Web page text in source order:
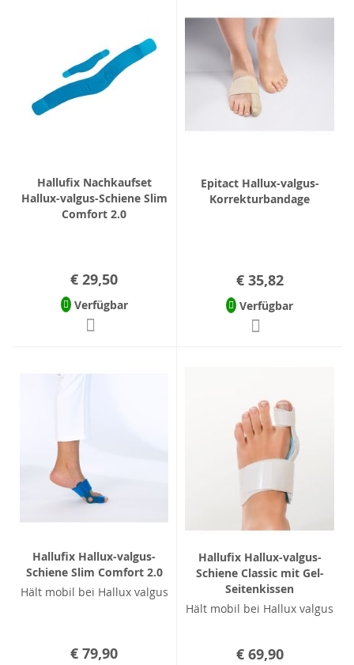
Hallufix Nachkaufset
Hallux-valgus-Schiene Slim
Comfort 2.0
€ 29,50
Verfügbar
Epitact Hallux-valgus-
Korrekturbandage
€ 35,82
Verfügbar
Hallufix Hallux-valgus-
Schiene Slim Comfort 2.0
Hält mobil bei Hallux valgus
€ 79,90
Hallufix Hallux-valgus-
Schiene Classic mit Gel-
Seitenkissen
Hält mobil bei Hallux valgus
€ 69,90